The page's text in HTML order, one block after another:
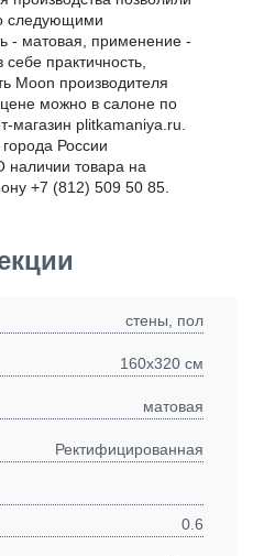
следующими
- матовая, применение -
практичность,
Moon производителя
можно в салоне по
магазин plitkamaniya.ru.
России
товара на
+7 (812) 509 50 85.
стены, пол
160x320 см
матовая
Ректифицированная
0.6